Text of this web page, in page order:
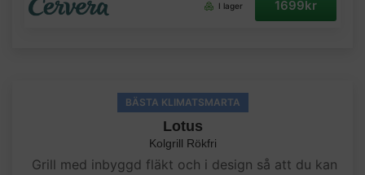
I lager 1699kr
BÄSTA KLIMATSMARTA
Lotus
Kolgrill Rökfri
Grill med inbyggd fläkt och i design så att du kan